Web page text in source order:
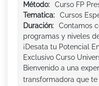
Método:
Curso FP
Tematica:
Cursos
Duración:
Contamos
programas y niveles
¡Desata tu Potencial
Exclusivo Curso
Bienvenido a una
transformadora que te